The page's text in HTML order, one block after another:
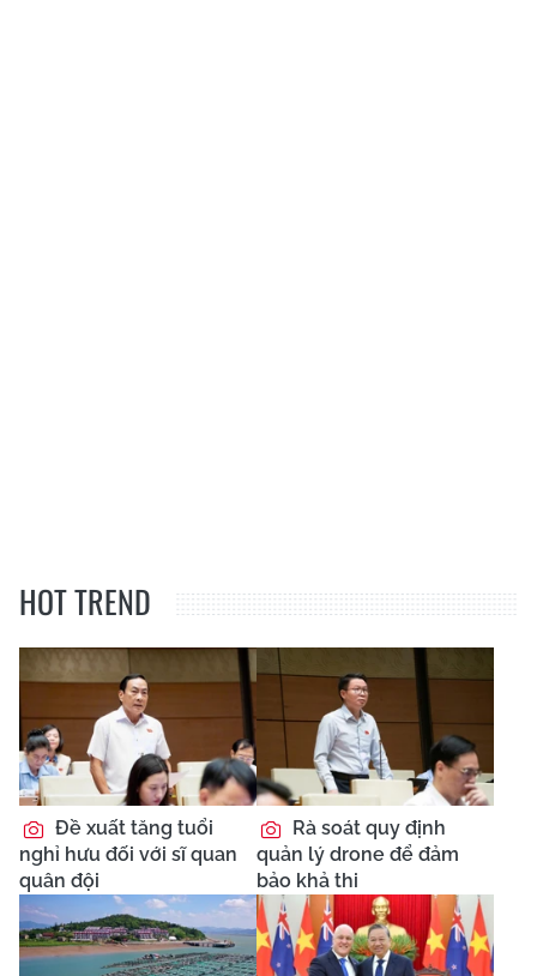
HOT TREND
Đề xuất tăng tuổi
nghỉ hưu đối với sĩ quan
quân đội
Rà soát quy định
quản lý drone để đảm
bảo khả thi